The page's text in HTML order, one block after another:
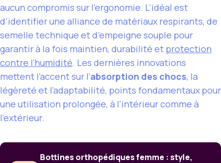
aucun compromis sur l’ergonomie. L’idéal est
d’identifier une alliance de matériaux respirants, de
semelle technique et d’empeigne souple pour
garantir à la fois maintien, durabilité et protection
contre l’humidité. Les dernières innovations
mettent l’accent sur l’absorption des chocs, la
légèreté et l’adaptabilité, points fondamentaux pour
une utilisation prolongée, à l’intérieur comme à
l’extérieur.
Bottines orthopédiques femme : style,